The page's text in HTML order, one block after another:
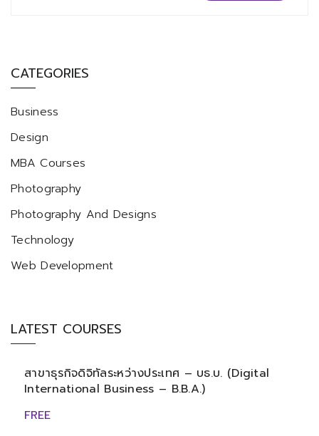
CATEGORIES
Business
Design
MBA Courses
Photography
Photography And Designs
Technology
Web Development
LATEST COURSES
สาขาธุรกิจดิจิทัลระหว่างประเทศ – บธ.บ. (Digital
International Business – B.B.A.)
FREE